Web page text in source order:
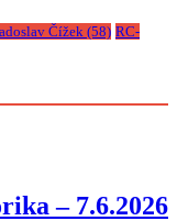
Čížek (58) RC-
– 7.6.2026